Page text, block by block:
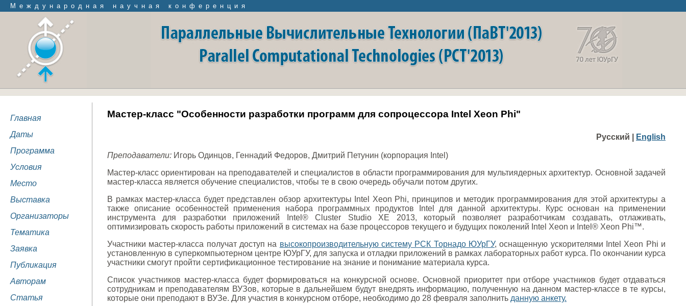
Международная научная конференция
Главная
Даты
Программа
Условия
Место
Выставка
Организаторы
Тематика
Заявка
Публикация
Авторам
Статья
Мастер-класс "Особенности разработки программ для сопроцессора Intel Xeon Phi"
Русский | English
Преподаватели: Игорь Одинцов, Геннадий Федоров, Дмитрий Петунин (корпорация Intel)
Мастер-класс ориентирован на преподавателей и специалистов в области программирования для мультиядерных архитектур. Основной задачей
мастер-класса является обучение специалистов, чтобы те в свою очередь обучали потом других.
В рамках мастер-класса будет представлен обзор архитектуры Intel Xeon Phi, принципов и методик программирования для этой архитектуры а
также описание особенностей применения набора программных продуктов Intel для данной архитектуры. Курс основан на применении
инструмента для разработки приложений Intel® Cluster Studio XE 2013, который позволяет разработчикам создавать, отлаживать,
оптимизировать скорость работы приложений в системах на базе процессоров текущего и будущих поколений Intel Xeon и Intel® Xeon Phi™.
Участники мастер-класса получат доступ на высокопроизводительную систему РСК Торнадо ЮУрГУ, оснащенную ускорителями Intel Xeon Phi и
установленную в суперкомпьютерном центре ЮУрГУ, для запуска и отладки приложений в рамках лабораторных работ курса. По окончании курса
участники смогут пройти сертификационное тестирование на знание и понимание материала курса.
Список участников мастер-класса будет формироваться на конкурсной основе. Основной приоритет при отборе участников будет отдаваться
сотрудникам и преподавателям ВУЗов, которые в дальнейшем будут внедрять информацию, полученную на данном мастер-классе в те курсы,
которые они преподают в ВУЗе. Для участия в конкурсном отборе, необходимо до 28 февраля заполнить данную анкету.